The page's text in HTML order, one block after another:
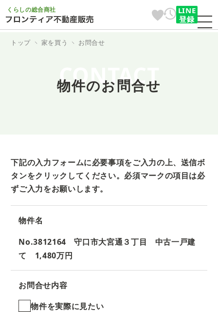
くらしの総合商社
LINE
登録
トップ 家を買う お問合せ
CONTACT
物件のお問合せ
下記の入力フォームに必要事項をご入力の上、送信ボ
タンをクリックしてください。 必須マークの項目は必
ずご入力をお願いします。
物件名
No.3812164 守口市大宮通３丁目 中古一戸建
て 1,480万円
お問合せ内容
物件を実際に見たい